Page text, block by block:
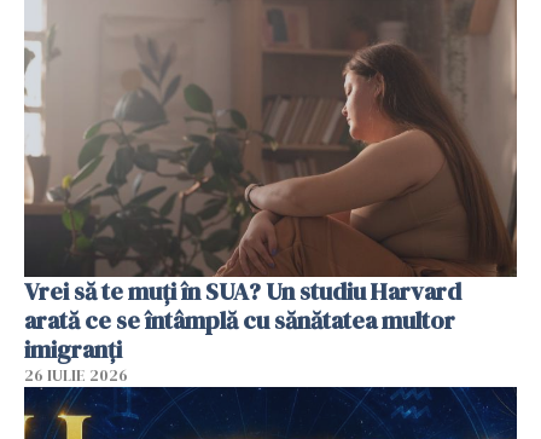
Vrei să te muți în SUA? Un studiu Harvard
arată ce se întâmplă cu sănătatea multor
imigranți
26 IULIE 2026